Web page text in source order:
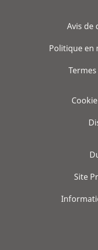
Avis de
Politique en
Site